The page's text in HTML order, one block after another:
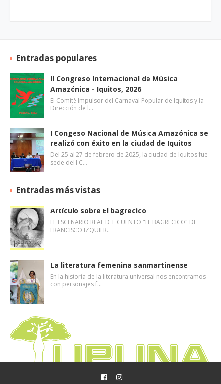
Entradas populares
II Congreso Internacional de Música
Amazónica - Iquitos, 2026
El Comité Impulsor del Carnaval Popular de Iquitos y la
Dirección de l…
I Congeso Nacional de Música Amazónica se
realizó con éxito en la ciudad de Iquitos
Del 25 al 27 de febrero de 2025, la ciudad de Iquitos fue
sede del I C…
Entradas más vistas
Artículo sobre El bagrecico
EL ESCENARIO REAL DEL CUENTO "EL BAGRECICO" DE
FRANCISCO IZQUIER…
La literatura femenina sanmartinense
En la historia de la literatura universal nos encontramos
con personajes f…